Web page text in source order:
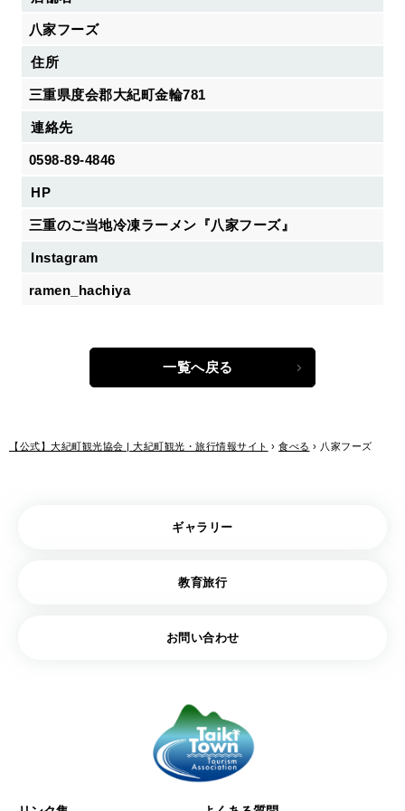
八家フーズ
住所
三重県度会郡大紀町金輪781
連絡先
0598-89-4846
HP
三重のご当地冷凍ラーメン『八家フーズ』
Instagram
ramen_hachiya
一覧へ戻る
【公式】大紀町観光協会 | 大紀町観光・旅行情報サイト › 食べる › 八家フーズ
ギャラリー
教育旅行
お問い合わせ